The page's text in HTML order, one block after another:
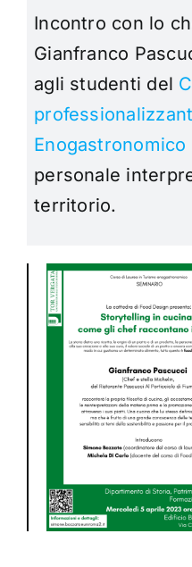
Incontro con lo
Gianfranco
agli studenti del
Enogastronomico
personale
territorio.